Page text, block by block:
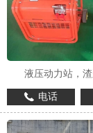
液压动力站，
电话